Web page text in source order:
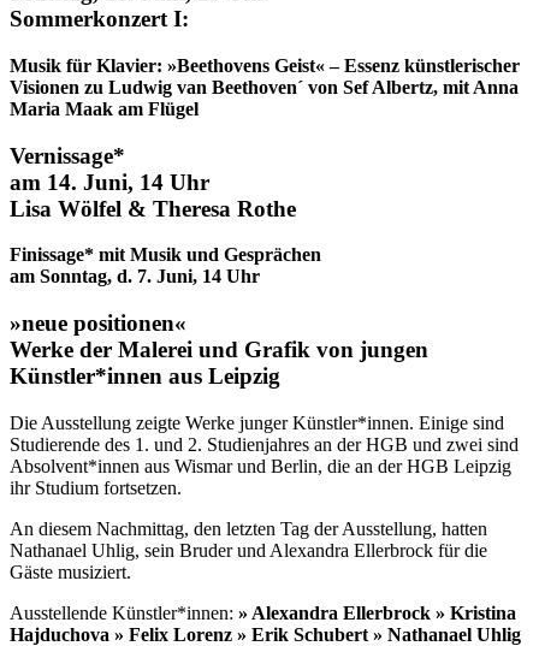
Sommerkonzert I:
Musik für Klavier: »Beethovens Geist« – Essenz künstlerischer
Visionen zu Ludwig van Beethoven´ von Sef Albertz, mit Anna
Maria Maak am Flügel
Vernissage*
am 14. Juni, 14 Uhr
Lisa Wölfel & Theresa Rothe
Finissage* mit Musik und Gesprächen
am Sonntag, d. 7. Juni, 14 Uhr
»neue positionen«
Werke der Malerei und Grafik von jungen
Künstler*innen aus Leipzig
Die Ausstellung zeigte Werke junger Künstler*innen. Einige sind
Studierende des 1. und 2. Studienjahres an der HGB und zwei sind
Absolvent*innen aus Wismar und Berlin, die an der HGB Leipzig
ihr Studium fortsetzen.
An diesem Nachmittag, den letzten Tag der Ausstellung, hatten
Nathanael Uhlig, sein Bruder und Alexandra Ellerbrock für die
Gäste musiziert.
Ausstellende Künstler*innen: » Alexandra Ellerbrock » Kristina
Hajduchova » Felix Lorenz » Erik Schubert » Nathanael Uhlig